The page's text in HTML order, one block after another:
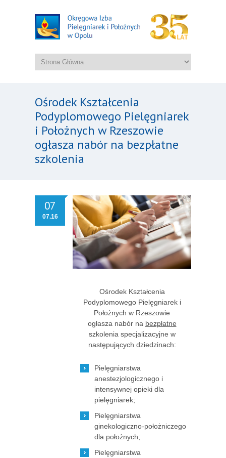
Ośrodek Kształcenia
Podyplomowego Pielęgniarek
i Położnych w Rzeszowie
ogłasza nabór na bezpłatne
szkolenia
07
07.16
Ośrodek Kształcenia
Podyplomowego Pielęgniarek i
Położnych w Rzeszowie
ogłasza nabór na bezpłatne
szkolenia specjalizacyjne w
następujących dziedzinach:
Pielęgniarstwa
anestezjologicznego i
intensywnej opieki dla
pielęgniarek;
Pielęgniarstwa
ginekologiczno-położniczego
dla położnych;
Pielęgniarstwa